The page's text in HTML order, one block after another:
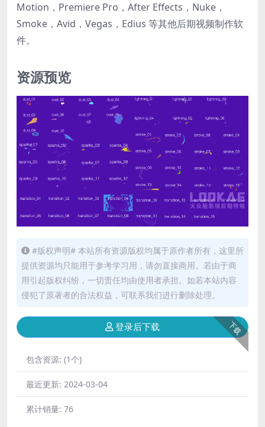
Motion，Premiere Pro，After Effects，Nuke，
Smoke，Avid，Vegas，Edius 等其他后期视频制作软
件。
资源预览
#版权声明# 本站所有资源版权均属于原作者所有，这里所
提供资源均只能用于参考学习用，请勿直接商用。若由于商
用引起版权纠纷，一切责任均由使用者承担。如若本站内容
侵犯了原著者的合法权益，可联系我们进行删除处理。
下载
登录后下载
包含资源: (1个)
最近更新: 2024-03-04
累计销量: 76